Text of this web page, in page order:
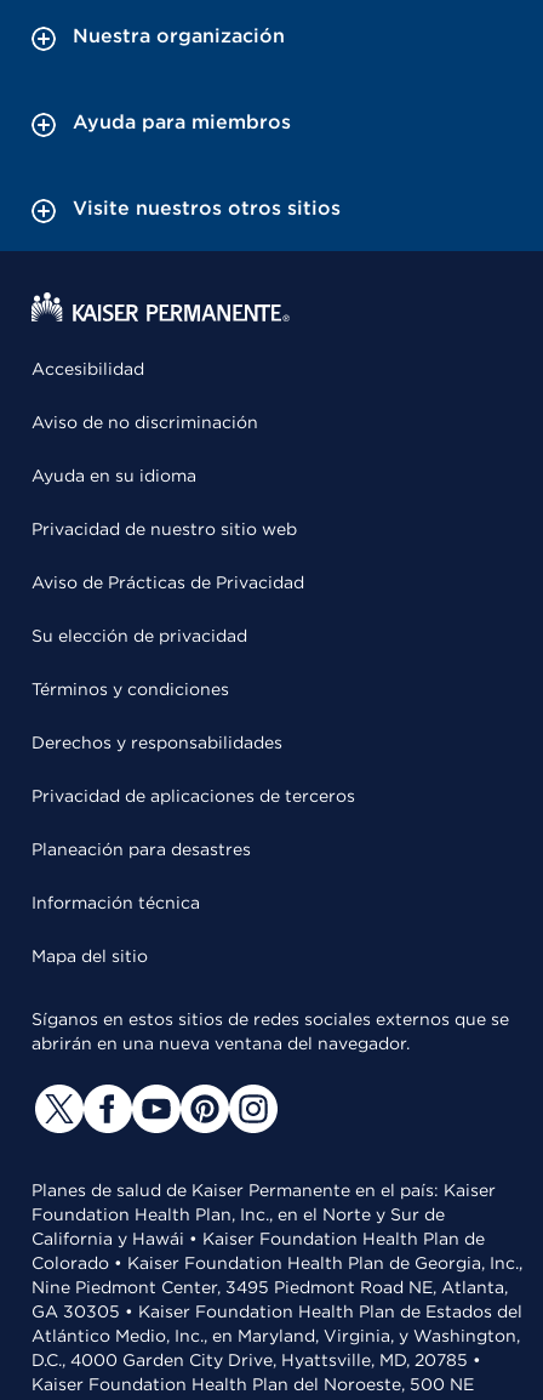
Nuestra organización
Ayuda para miembros
Visite nuestros otros sitios
Accesibilidad
Aviso de no discriminación
Ayuda en su idioma
Privacidad de nuestro sitio web
Aviso de Prácticas de Privacidad
Su elección de privacidad
Términos y condiciones
Derechos y responsabilidades
Privacidad de aplicaciones de terceros
Planeación para desastres
Información técnica
Mapa del sitio
Síganos en estos sitios de redes sociales externos que se
abrirán en una nueva ventana del navegador.
Planes de salud de Kaiser Permanente en el país: Kaiser
Foundation Health Plan, Inc., en el Norte y Sur de
California y Hawái • Kaiser Foundation Health Plan de
Colorado • Kaiser Foundation Health Plan de Georgia, Inc.,
Nine Piedmont Center, 3495 Piedmont Road NE, Atlanta,
GA 30305 • Kaiser Foundation Health Plan de Estados del
Atlántico Medio, Inc., en Maryland, Virginia, y Washington,
D.C., 4000 Garden City Drive, Hyattsville, MD, 20785 •
Kaiser Foundation Health Plan del Noroeste, 500 NE